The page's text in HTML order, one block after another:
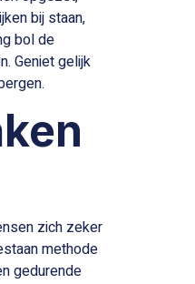
bij staan,
bol de
Geniet gelijk
zich zeker
methode
gedurende